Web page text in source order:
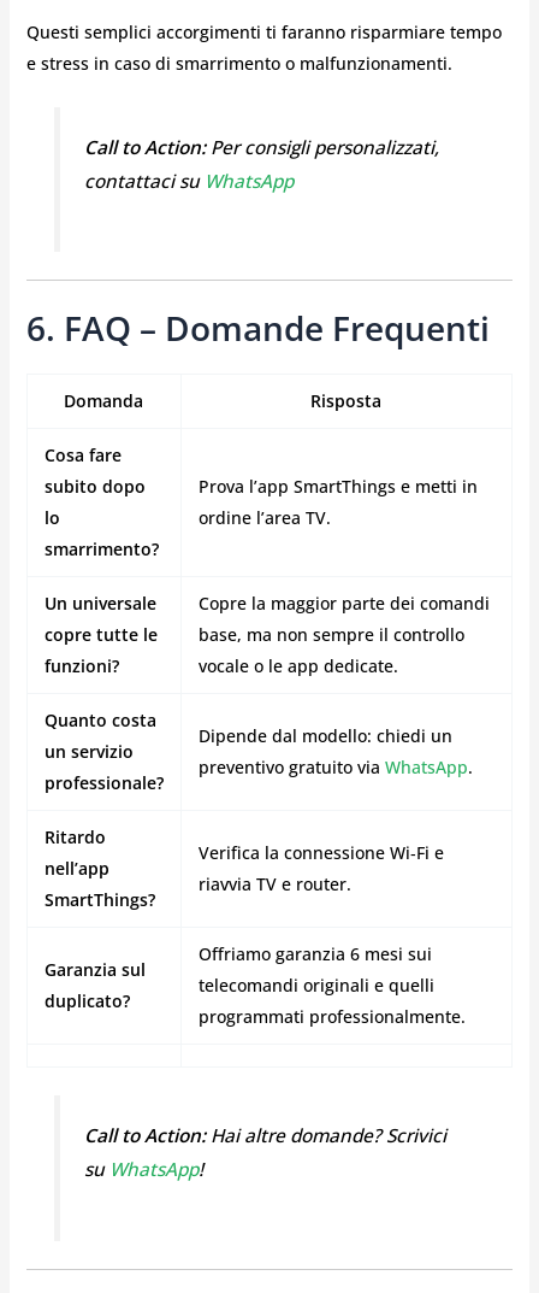
Questi semplici accorgimenti ti faranno risparmiare tempo
e stress in caso di smarrimento o malfunzionamenti.
Call to Action:Per consigli personalizzati,
contattaci su WhatsApp
6. FAQ – Domande Frequenti
Domanda Risposta
Cosa fare
subito dopo
lo
smarrimento?
Prova l’app SmartThings e metti in
ordine l’area TV.
Un universale
copre tutte le
funzioni?
Copre la maggior parte dei comandi
base, ma non sempre il controllo
vocale o le app dedicate.
Quanto costa
un servizio
professionale?
Dipende dal modello: chiedi un
preventivo gratuito via WhatsApp.
Ritardo
nell’app
SmartThings?
Verifica la connessione Wi‑Fi e
riavvia TV e router.
Garanzia sul
duplicato?
Offriamo garanzia 6 mesi sui
telecomandi originali e quelli
programmati professionalmente.
Call to Action:Hai altre domande? Scrivici
su WhatsApp!